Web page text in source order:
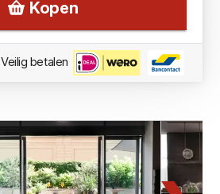
Kopen
Veilig betalen